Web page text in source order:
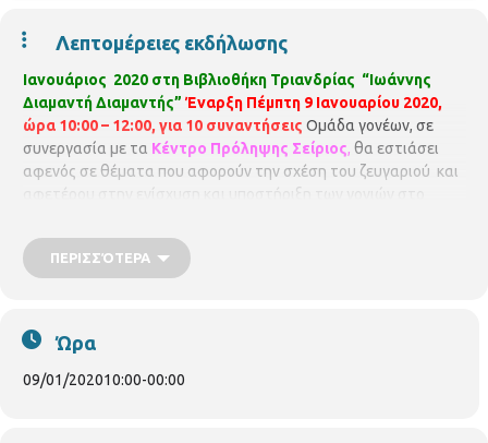
Λεπτομέρειες εκδήλωσης
Ιανουάριος 2020 στη Βιβλιοθήκη Τριανδρίας “Ιωάννης
Διαμαντή Διαμαντής” Έναρξη Πέμπτη 9 Ιανουαρίου 2020,
ώρα 10:00 – 12:00, για 10 συναντήσεις Ομάδα γονέων, σε
συνεργασία με τα Κέντρο Πρόληψης Σείριος, θα εστιάσει
αφενός σε θέματα που αφορούν την σχέση του ζευγαριού και
αφετέρου στην ενίσχυση και υποστήριξη των γονιών στο
χώρο της Βιβλιοθήκης ξεκινώντας την Πέμπτη 9/1/2020. Η
ομάδα θα πραγματοποιηθεί εφόσον συγκεντρωθεί ο ελάχιστος
συναντήσεις. Δηλώσεις συμμετοχής στη Βιβλιοθήκη. Η
συμμετοχή δεν προϋποθέτει οικονομική επιβάρυνση. Αριθμός
συμμετεχόντων 15 άτομα.
ΠΕΡΙΣΣΌΤΕΡΑ
Ώρα
09/01/202010:00-00:00